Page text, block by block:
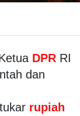
DPR RI
dan
rupiah